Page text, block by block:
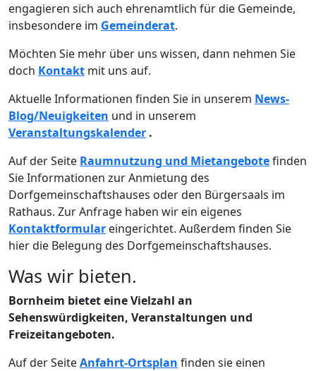
engagieren sich auch ehrenamtlich für die Gemeinde,
insbesondere im Gemeinderat.
Möchten Sie mehr über uns wissen, dann nehmen Sie
doch Kontakt mit uns auf.
Aktuelle Informationen finden Sie in unserem News-
Blog/Neuigkeiten und in unserem
Veranstaltungskalender .
Auf der Seite Raumnutzung und Mietangebotefinden
Sie Informationen zur Anmietung des
Dorfgemeinschaftshauses oder den Bürgersaals im
Rathaus. Zur Anfrage haben wir ein eigenes
Kontaktformular eingerichtet. Außerdem finden Sie
hier die Belegung des Dorfgemeinschaftshauses.
Was wir bieten.
Bornheim bietet eine Vielzahl an
Sehenswürdigkeiten, Veranstaltungen und
Freizeitangeboten.
Auf der SeiteAnfahrt-Ortsplan finden sie einen